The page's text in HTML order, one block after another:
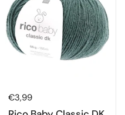
Prijs:
€3,99